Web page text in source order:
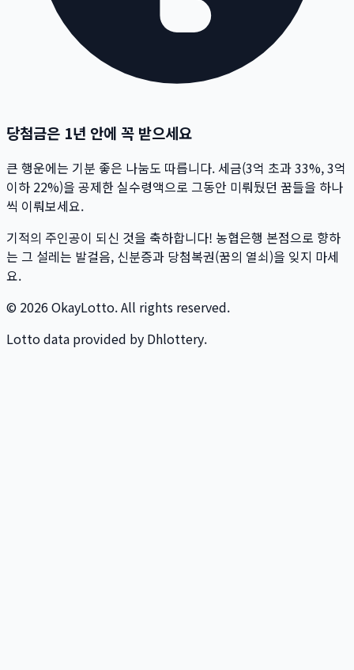
당첨금은 1년 안에 꼭 받으세요
큰 행운에는 기분 좋은 나눔도 따릅니다. 세금(3억 초과 33%, 3억
이하 22%)을 공제한 실수령액으로 그동안 미뤄뒀던 꿈들을 하나
씩 이뤄보세요.
기적의 주인공이 되신 것을 축하합니다! 농협은행 본점으로 향하
는 그 설레는 발걸음, 신분증과 당첨복권(꿈의 열쇠)을 잊지 마세
요.
© 2026 OkayLotto. All rights reserved.
Lotto data provided by Dhlottery.